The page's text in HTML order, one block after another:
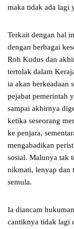
maka tidak ada lagi
Terkait dengan hal
dengan berbagai
Roh Kudus dan
tertolak dalam
ia akan berkeadaan
pejabat pemerintah
sampai akhirnya
ketika seseorang
ke penjara,
mengabadikan
sosial. Malunya tak
nikmati, lenyap dan
semula.
Ia diancam
cantiknya tidak lagi